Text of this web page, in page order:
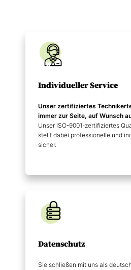
Individueller Service
Unser zertifiziertes
immer zur Seite, auf Wunsch
Unser ISO-9001-zertifiziertes
stellt dabei professionelle und
sicher.
Datenschutz
Sie schließen mit uns als